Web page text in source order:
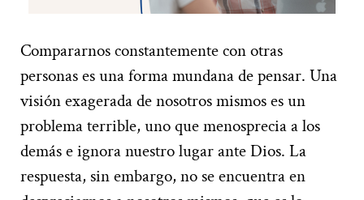
Compararnos constantemente con otras
personas es una forma mundana de pensar. Una
visión exagerada de nosotros mismos es un
problema terrible, uno que menosprecia a los
demás e ignora nuestro lugar ante Dios. La
respuesta, sin embargo, no se encuentra en